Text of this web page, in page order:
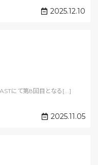
2025.12.10
にて第8回目となる[...]
2025.11.05